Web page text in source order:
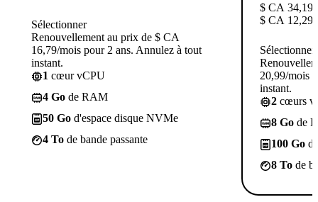
Sélectionner
Renouvellement au prix de $ CA
16,79/mois pour 2 ans. Annulez à tout
instant.
1 cœur vCPU
4 Go de RAM
50 Go d'espace disque NVMe
4 To de bande passante
$ CA 34,19
$ CA 12,29
Sélectionner
20,99/mois
instant.
2 cœurs
8 Go de
100 Go
8 To de